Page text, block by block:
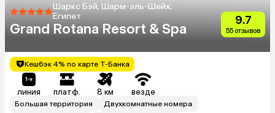
Шаркс Бэй, Шарм-эль-Шейх,
Египет
Grand Rotana Resort & Spa
9.7
55 отзывов
Кешбэк 4% по карте Т-Банка
линия платф. 8 км везде
Большая территория
Двухкомнатные номера